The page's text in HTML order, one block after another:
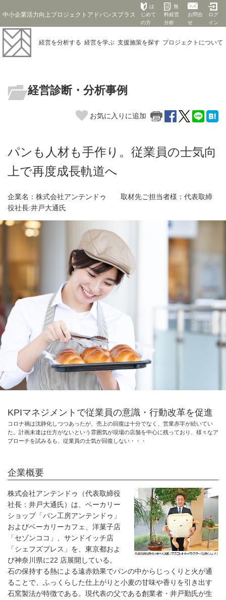
中小企業活力向上プロジェクトアドバンスプラス
は
じめて
の方
無
料経営
分析
お問合
せ
ログ
イン
経営を分析する 経営を学ぶ 支援施策を探す プロジェクト について
経営診断・分析事例
お気に入りに追加
パンも人材も手作り。従業員の士気向
上で再度成長軌道へ
企業名：株式会社アンテンドゥ 取材先ご担当者様：代表取締
役社長:井戸大通氏
KPIマネジメントで従業員の意識・行動改革を促進
コロナ禍は沈静化しつつあったが、売上の回復は十分でなく、営業赤字が続いてい
た。計画未達は仕方がないという雰囲気が現場の店舗を中心に残っており、様々なア
プローチを試みるも、従業員の士気が回復しない・・・
企業概要
株式会社アンテンドゥ（代表取締役
社長：井戸大通氏）は、ベーカリー
ショップ「パン工房アンテンドゥ」
およびベーカリーカフェ、洋菓子店
「セゾンココ」、サンドイッチ店
「シェフズプレス」を、東京都およ
び神奈川県に22 店展開している。
石の保持する熱による遠赤効果でパンの中からじっくりと火が通
ることで、ふっくらした仕上がりと小麦の甘味や香りを引き出す
石窯製法が特徴である。現代表の父である創業者・井戸勤氏が生